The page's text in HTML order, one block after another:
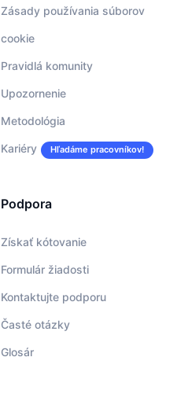
Zásady používania súborov
cookie
Pravidlá komunity
Upozornenie
Metodológia
Kariéry Hľadáme pracovníkov!
Podpora
Získať kótovanie
Formulár žiadosti
Kontaktujte podporu
Časté otázky
Glosár